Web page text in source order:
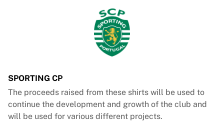
SPORTING CP
The proceeds raised from these shirts will be used to
continue the development and growth of the club and
will be used for various different projects.